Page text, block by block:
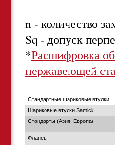
n - количество
Sq - допуск
*Расшифровка
нержавеющей
Стандартные шариковые втулки
Шариковые втулки Samick
Стандарты (Азия, Европа)
Фланец